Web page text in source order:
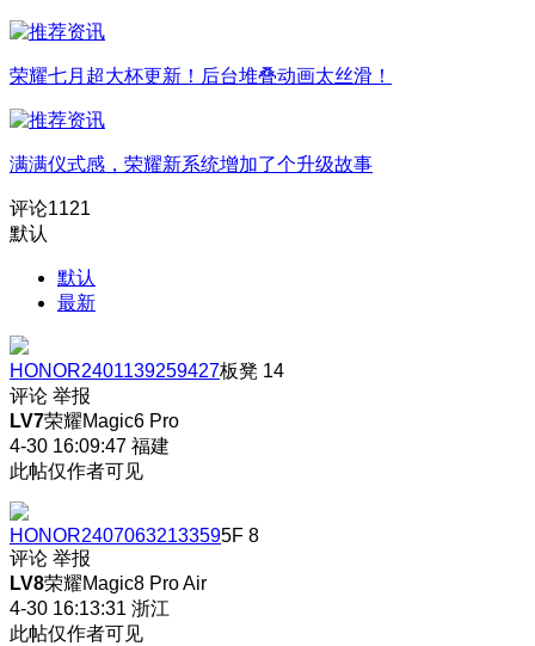
荣耀七月超大杯更新！后台堆叠动画太丝滑！
满满仪式感，荣耀新系统增加了个升级故事
评论1121
默认
默认
最新
HONOR2401139259427板凳 14
评论 举报
LV7荣耀Magic6 Pro
4-30 16:09:47 福建
此帖仅作者可见
HONOR24070632133595F 8
评论 举报
LV8荣耀Magic8 Pro Air
4-30 16:13:31 浙江
此帖仅作者可见